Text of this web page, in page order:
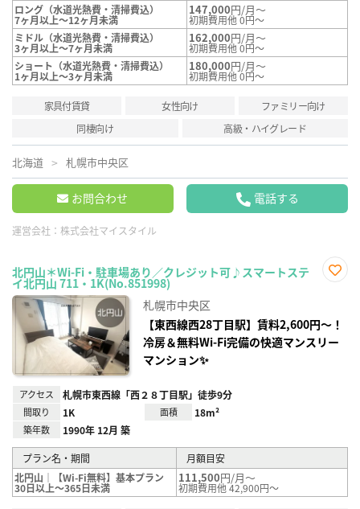
ロング（水道光熱費・清掃費込）
7ヶ月以上～12ヶ月未満
147,000円/月～
初期費用他 0円～
ミドル（水道光熱費・清掃費込）
3ヶ月以上～7ヶ月未満
162,000円/月～
初期費用他 0円～
ショート（水道光熱費・清掃費込）
1ヶ月以上～3ヶ月未満
180,000円/月～
初期費用他 0円～
家具付賃貸 女性向け
ファミリー向け
同棲向け
高級・ハイグレード
北海道 札幌市中央区
お問合わせ 電話する
運営会社： 株式会社マイスタイル
北円山＊Wi-Fi・駐車場あり／クレジット可♪スマートステ
イ北円山 711・1K(No.851998)
録
札幌市中央区
【東西線西28丁目駅】賃料2,600円〜！
冷房＆無料Wi-Fi完備の快適マンスリー
マンション✨
アクセス 札幌市東西線「西２８丁目駅」徒歩9分
間取り 1K 面積 18m²
築年数 1990年 12月 築
プラン名・期間
月額目安
北円山｜【Wi-Fi無料】基本プラン
30日以上～365日未満
111,500円/月～
初期費用他 42,900円～